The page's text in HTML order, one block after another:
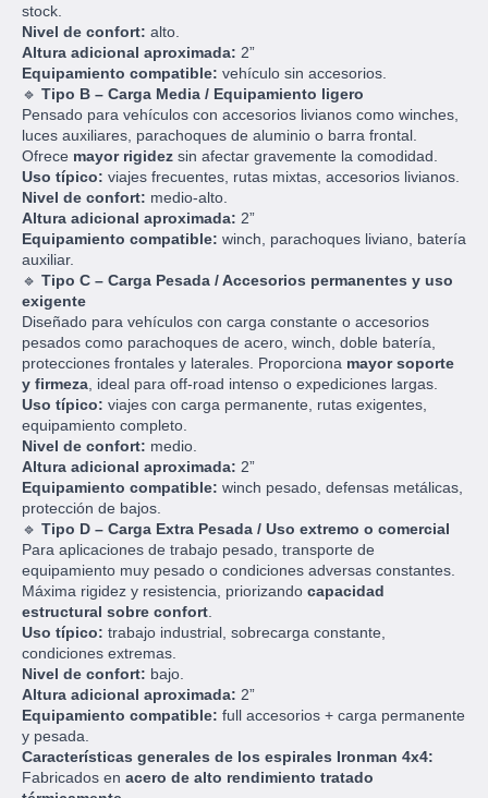
stock.
Nivel de confort: alto.
Altura adicional aproximada: 2”
Equipamiento compatible: vehículo sin accesorios.
🔹 Tipo B – Carga Media / Equipamiento ligero
Pensado para vehículos con accesorios livianos como winches,
luces auxiliares, parachoques de aluminio o barra frontal.
Ofrece mayor rigidez sin afectar gravemente la comodidad.
Uso típico: viajes frecuentes, rutas mixtas, accesorios livianos.
Nivel de confort: medio-alto.
Altura adicional aproximada: 2”
Equipamiento compatible: winch, parachoques liviano, batería
auxiliar.
🔹 Tipo C – Carga Pesada / Accesorios permanentes y uso
exigente
Diseñado para vehículos con carga constante o accesorios
pesados como parachoques de acero, winch, doble batería,
protecciones frontales y laterales. Proporciona mayor soporte
y firmeza , ideal para off-road intenso o expediciones largas.
Uso típico: viajes con carga permanente, rutas exigentes,
equipamiento completo.
Nivel de confort: medio.
Altura adicional aproximada: 2”
Equipamiento compatible: winch pesado, defensas metálicas,
protección de bajos.
🔹 Tipo D – Carga Extra Pesada / Uso extremo o comercial
Para aplicaciones de trabajo pesado, transporte de
equipamiento muy pesado o condiciones adversas constantes.
Máxima rigidez y resistencia, priorizando capacidad
estructural sobre confort
Uso típico: trabajo industrial, sobrecarga constante,
condiciones extremas.
Nivel de confort: bajo.
Altura adicional aproximada: 2”
Equipamiento compatible: full accesorios + carga permanente
y pesada.
Características generales de los espirales Ironman 4x4:
Fabricados en acero de alto rendimiento tratado